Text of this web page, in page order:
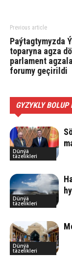
Previous article
Paýtagtymyzda
toparyna agza
parlament
forumy geçirildi
GYZYKLY BOLUP
Dünýä
täzelikleri
Dünýä
täzelikleri
Dünýä
täzelikleri